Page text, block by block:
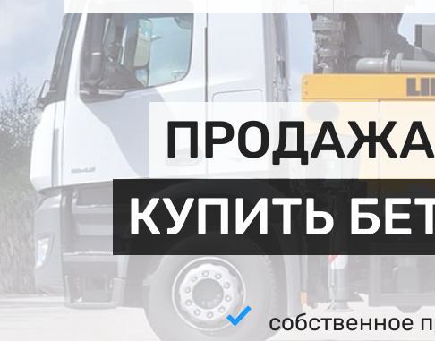
ПРОДАЖА
КУПИТЬ
собственное